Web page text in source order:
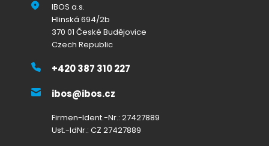
IBOS a.s.
Hlinská 694/2b
370 01 České Budějovice
Czech Republic
+420 387 310 227
ibos@ibos.cz
Firmen-Ident.-Nr.: 27427889
Ust.-IdNr.: CZ 27427889